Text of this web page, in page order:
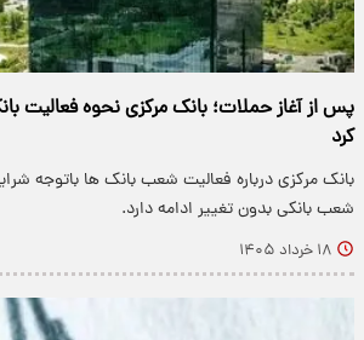
پس از آغاز حملات؛ بانک مرکزی نحوه فعالیت
کرد
بانک مرکزی درباره فعالیت شعب بانک ها باتوجه
شعب بانکی بدون تغییر ادامه دارد.
۱۸ خرداد ۱۴۰۵